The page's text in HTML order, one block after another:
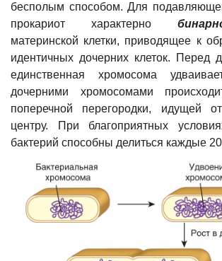
бесполым способом. Для
прокариот характерно
материнской клетки, приводящее к
идентичных дочерних клеток. Перед
единственная хромосома
дочерними хромосомами
поперечной перегородки, идущей
центру. При благоприятных
бактерий способны делиться каждые